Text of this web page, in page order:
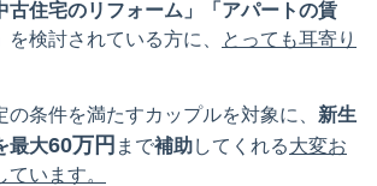
古住宅のリフォーム」「アパートの賃
を検討されている方に、
とっても耳寄り
条件を満たすカップルを対象に、 新生
最大60万円 まで補助してくれる大変お
います。